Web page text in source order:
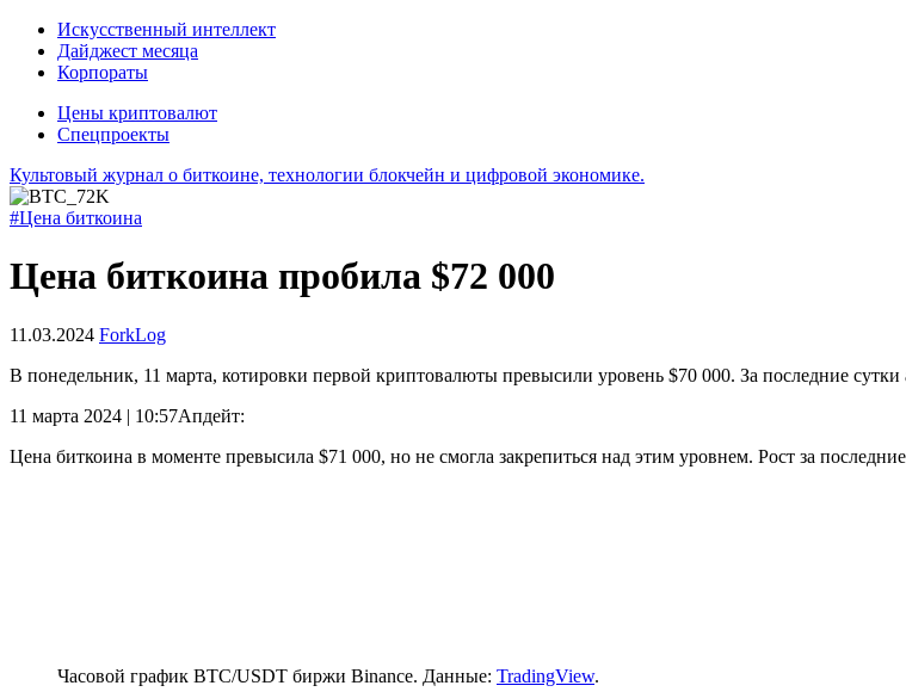
Искусственный интеллект
Дайджест месяца
Корпораты
Цены криптовалют
Спецпроекты
Культовый журнал о биткоине, технологии блокчейн и цифровой экономике.
#Цена биткоина
Цена биткоина пробила $72 000
11.03.2024 ForkLog
В понедельник, 11 марта, котировки первой криптовалюты превысили уровень $70 000. За последние сутки
11 марта 2024 | 10:57Апдейт:
Цена биткоина в моменте превысила $71 000, но не смогла закрепиться над этим уровнем. Рост за
Часовой график BTC/USDT биржи Binance. Данные: TradingView.